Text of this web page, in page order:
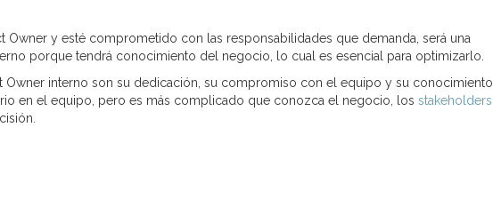
Owner y esté comprometido con las responsabilidades que demanda, será una
porque tendrá conocimiento del negocio, lo cual es esencial para optimizarlo.
Owner interno son su dedicación, su compromiso con el equipo y su conocimiento
en el equipo, pero es más complicado que conozca el negocio, los stakeholders